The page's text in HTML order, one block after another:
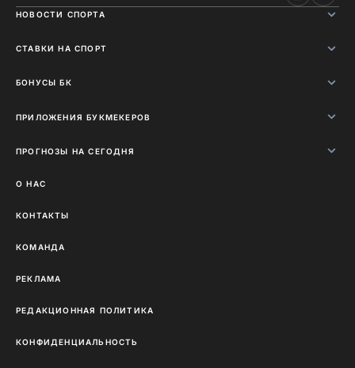
НОВОСТИ СПОРТА
СТАВКИ НА СПОРТ
БОНУСЫ БК
ПРИЛОЖЕНИЯ БУКМЕКЕРОВ
ПРОГНОЗЫ НА СЕГОДНЯ
О НАС
КОНТАКТЫ
КОМАНДА
РЕКЛАМА
РЕДАКЦИОННАЯ ПОЛИТИКА
КОНФИДЕНЦИАЛЬНОСТЬ